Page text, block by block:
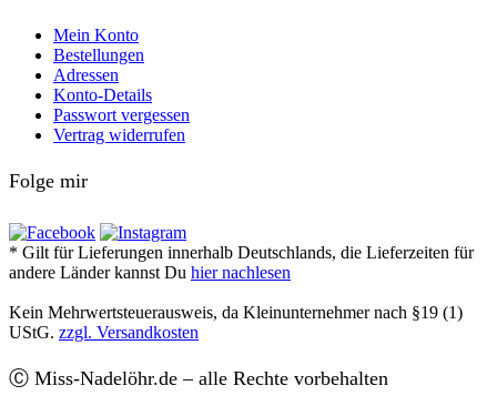
Mein Konto
Bestellungen
Adressen
Konto-Details
Passwort vergessen
Vertrag widerrufen
Folge mir
* Gilt für Lieferungen innerhalb Deutschlands, die Lieferzeiten für
andere Länder kannst Du hier nachlesen
Kein Mehrwertsteuerausweis, da Kleinunternehmer nach §19 (1)
UStG. zzgl. Versandkosten
Ⓒ Miss-Nadelöhr.de – alle Rechte vorbehalten